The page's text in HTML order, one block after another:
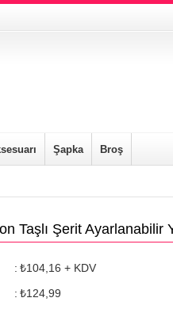
Şapka Broş
Taşlı Şerit Ayarlanabilir
: ₺104,16 + KDV
: ₺124,99